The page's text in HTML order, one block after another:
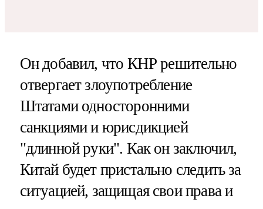
Он добавил, что КНР решительно
отвергает злоупотребление
Штатами односторонними
санкциями и юрисдикцией
"длинной руки". Как он заключил,
Китай будет пристально следить за
ситуацией, защищая свои права и